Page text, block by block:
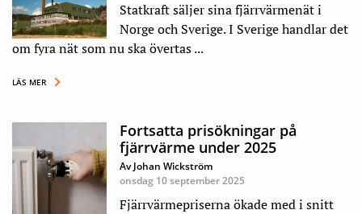
Statkraft säljer sina fjärrvärmenät i
Norge och Sverige. I Sverige handlar det
om fyra nät som nu ska övertas ...
LÄS MER
Fortsatta prisökningar på
fjärrvärme under 2025
Av Johan Wickström
onsdag 10 september 2025
Fjärrvärmepriserna ökade med i snitt